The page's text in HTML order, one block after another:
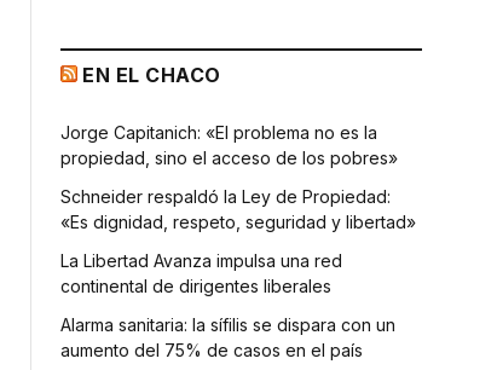
EN EL CHACO
Jorge Capitanich: «El problema no es la
propiedad, sino el acceso de los pobres»
Schneider respaldó la Ley de Propiedad:
«Es dignidad, respeto, seguridad y libertad»
La Libertad Avanza impulsa una red
continental de dirigentes liberales
Alarma sanitaria: la sífilis se dispara con un
aumento del 75% de casos en el país